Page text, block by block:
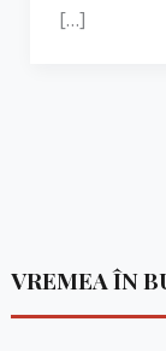
[…]
VREMEA ÎN